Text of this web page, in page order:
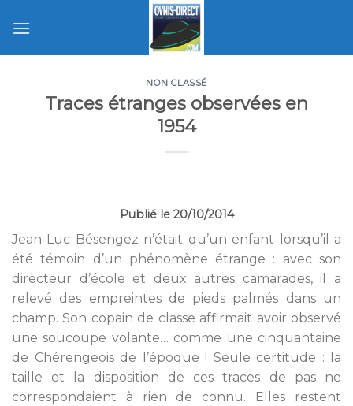
NON CLASSÉ
Traces étranges observées en
1954
Publié le 20/10/2014
Jean-Luc Bésengez n’était qu’un enfant lorsqu’il a
été témoin d’un phénomène étrange : avec son
directeur d’école et deux autres camarades, il a
relevé des empreintes de pieds palmés dans un
champ. Son copain de classe affirmait avoir observé
une soucoupe volante… comme une cinquantaine
de Chérengeois de l’époque ! Seule certitude : la
taille et la disposition de ces traces de pas ne
correspondaient à rien de connu. Elles restent